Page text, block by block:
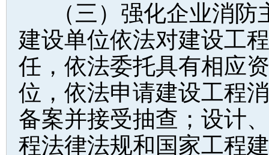
（三）强化企业消
建设单位依法对建设工
任，依法委托具有相应
位，依法申请建设工程
备案并接受抽查；设计
程法律法规和国家工程